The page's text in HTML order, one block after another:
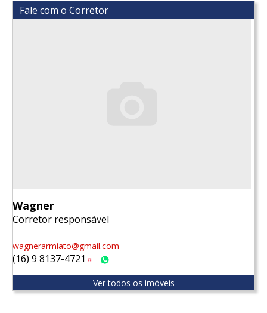
Fale com o Corretor
Wagner
Corretor responsável
wagnerarmiato@gmail.com
(16) 9 8137-4721 Tim
Ver todos os imóveis